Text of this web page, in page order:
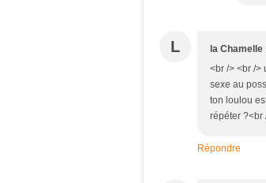
L la Chamelle
<br /> <br />
sexe au
ton loulou
répéter ?<br
Répondre